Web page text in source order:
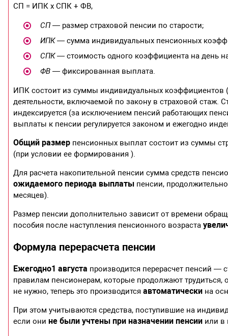
СП = ИПК х СПК + ФВ,
СП— размер страховой пенсии по старости;
ИПК— сумма индивидуальных пенсионных
СПК— стоимость одного коэффициента на день
ФВ— фиксированная выплата.
ИПК состоит из суммы индивидуальных коэффициентов
деятельности, включаемой по закону в страховой стаж.
индексируется (за исключением пенсий работающих
выплаты к пенсии регулируется законом и ежегодно
Общий размер пенсионных выплат состоит из суммы
(при условии ее формирования ).
Для расчета накопительной пенсии сумма средств
ожидаемого периода выплаты пенсии,
месяцев).
Размер пенсии дополнительно зависит от времени
пособия после наступления пенсионного возраста
Формула перерасчета пенсии
Ежегодно1 августа производится перерасчет пенсий —
правилам пенсионерам, которые продолжают
не нужно, теперь это производитсяавтоматически на
При этом учитываются средства, поступившие на
если онине были учтены при назначении пенсии или в